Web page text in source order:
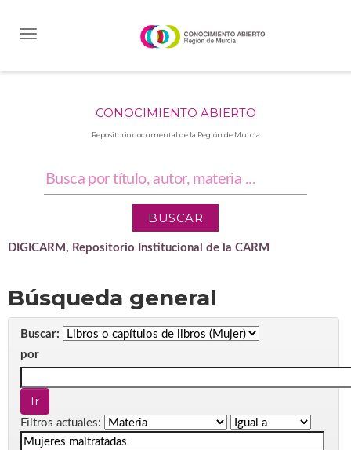
CONOCIMIENTO ABIERTO
Repositorio documental de la Región de Murcia
DIGICARM, Repositorio Institucional de la CARM
Búsqueda general
Buscar:
por
Filtros actuales: